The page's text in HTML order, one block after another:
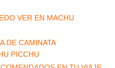
VER EN MACHU
DE CAMINATA
PICCHU